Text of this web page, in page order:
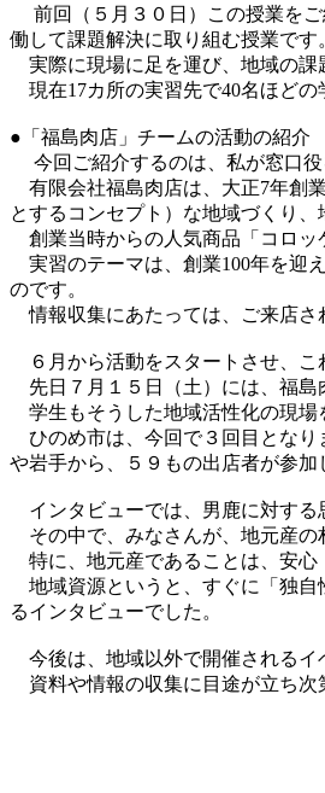
前回（５月３０日）この授業をご
働して課題解決に取り組む授業です
実際に現場に足を運び、地域の課
現在17カ所の実習先で40名ほどの
●「福島肉店」チームの活動の紹介
今回ご紹介するのは、私が窓口役
有限会社福島肉店は、大正7年創
とするコンセプト）な地域づくり
創業当時からの人気商品「コロッ
実習のテーマは、創業100年を迎
のです。
情報収集にあたっては、ご来店さ
６月から活動をスタートさせ、こ
先日７月１５日（土）には、福島
学生もそうした地域活性化の現場
ひのめ市は、今回で３回目となり
や岩手から、５９もの出店者が参
インタビューでは、男鹿に対する
その中で、みなさんが、地元産の
特に、地元産であることは、安心
地域資源というと、すぐに「独自
るインタビューでした。
今後は、地域以外で開催されるイ
資料や情報の収集に目途が立ち次